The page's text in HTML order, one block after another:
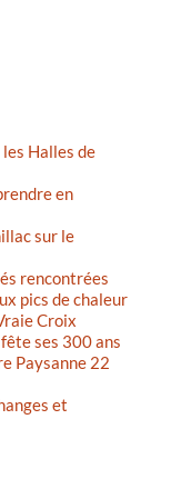
Halles de
en
sur le
rencontrées
pics de chaleur
Croix
ses 300 ans
Paysanne 22
et